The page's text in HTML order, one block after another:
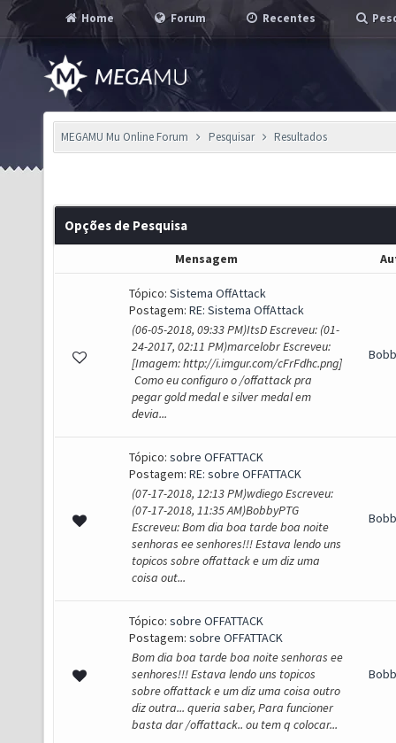
Home Forum Recentes
MEGAMU Mu Online Forum Pesquisar Resultados
Opções de Pesquisa
Mensagem
Tópico: Sistema OffAttack
Postagem: RE: Sistema OffAttack
(06-05-2018, 09:33 PM)ItsD Escreveu: (01-
24-2017, 02:11 PM)marcelobr Escreveu:
[Imagem: http://i.imgur.com/cFrFdhc.png]
Como eu configuro o /offattack pra
pegar gold medal e silver medal em
devia...
Tópico: sobre OFFATTACK
Postagem: RE: sobre OFFATTACK
(07-17-2018, 12:13 PM)wdiego Escreveu:
(07-17-2018, 11:35 AM)BobbyPTG
Escreveu: Bom dia boa tarde boa noite
senhoras ee senhores!!! Estava lendo uns
topicos sobre offattack e um diz uma
coisa out...
Tópico: sobre OFFATTACK
Postagem: sobre OFFATTACK
Bom dia boa tarde boa noite senhoras ee
senhores!!! Estava lendo uns topicos
sobre offattack e um diz uma coisa outro
diz outra... queria saber, Para funcioner
basta dar /offattack.. ou tem q colocar...